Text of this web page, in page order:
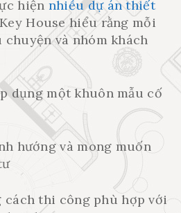
hiện nhiều dự án thiết
House hiểu rằng mỗi
và nhóm khách
dụng một khuôn mẫu cố
hướng và mong muốn
cách thi công phù hợp với